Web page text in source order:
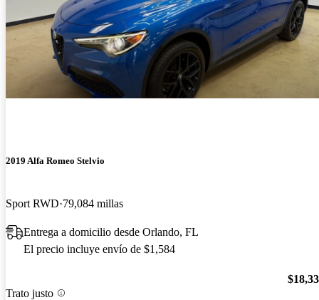
2019 Alfa Romeo Stelvio
Sport RWD 79,084 millas
Entrega a domicilio desde Orlando, FL
El precio incluye envío de $1,584
Trato justo